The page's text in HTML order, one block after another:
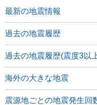
最新の地震情報
過去の地震履歴
過去の地震履歴(震度3以
海外の大きな地震
震源地ごとの地震発生回